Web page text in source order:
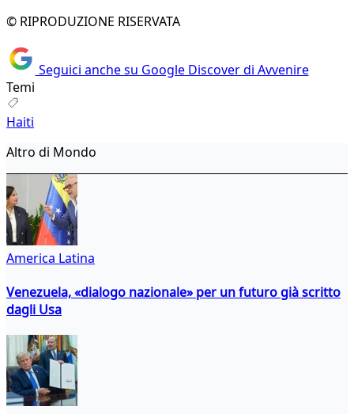
© RIPRODUZIONE RISERVATA
Seguici anche su Google Discover di Avvenire
Temi
Haiti
Altro di Mondo
America Latina
Venezuela, «dialogo nazionale» per un futuro già scritto
dagli Usa